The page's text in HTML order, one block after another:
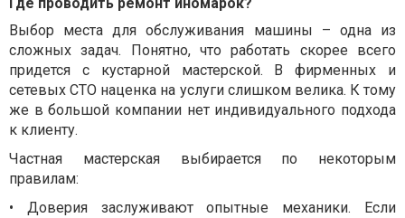
Выбор места для обслуживания машины – одна из
сложных задач. Понятно, что работать скорее всего
придется с кустарной мастерской. В фирменных и
сетевых СТО наценка на услуги слишком велика. К тому
же в большой компании нет индивидуального подхода
к клиенту.
Частная мастерская выбирается по некоторым
правилам:
• Доверия заслуживают опытные механики. Если